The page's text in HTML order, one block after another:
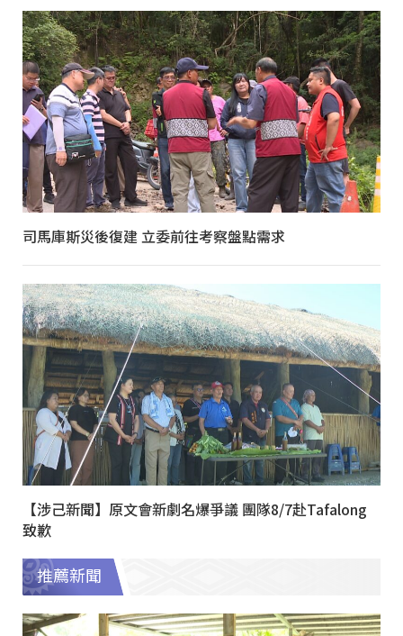
司馬庫斯災後復建 立委前往考察盤點需求
【涉己新聞】原文會新劇名爆爭議 團隊8/7赴Tafalong
致歉
推薦新聞